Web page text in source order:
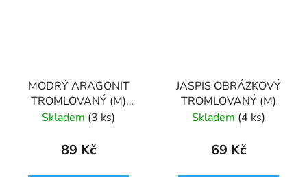
MODRÝ ARAGONIT
TROMLOVANÝ (M)
PÁKISTÁN
Skladem (3 ks)
89 Kč
JASPIS OBRÁZKOVÝ
TROMLOVANÝ (M)
Skladem (4 ks)
69 Kč